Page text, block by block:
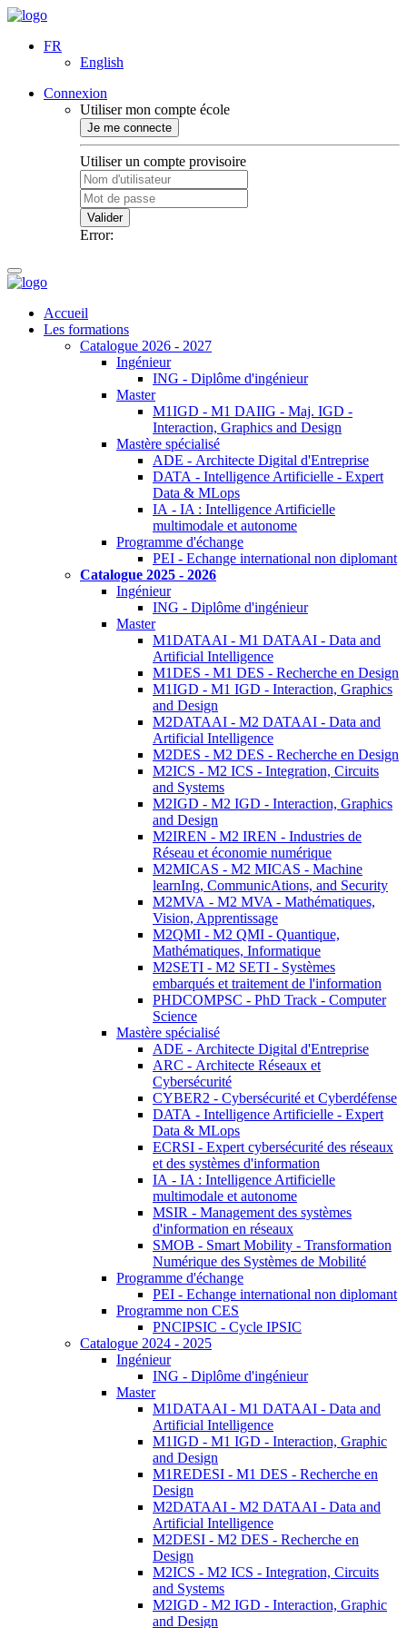
FR
English
Connexion
Utiliser mon compte école
Je me connecte
Utiliser un compte provisoire
Valider
Error:
Accueil
Les formations
Catalogue 2026 - 2027
Ingénieur
ING - Diplôme d'ingénieur
Master
M1IGD - M1 DAIIG - Maj. IGD -
Interaction, Graphics and Design
Mastère spécialisé
ADE - Architecte Digital d'Entreprise
DATA - Intelligence Artificielle - Expert
Data & MLops
IA - IA : Intelligence Artificielle
multimodale et autonome
Programme d'échange
PEI - Echange international non diplomant
Catalogue 2025 - 2026
Ingénieur
ING - Diplôme d'ingénieur
Master
M1DATAAI - M1 DATAAI - Data and
Artificial Intelligence
M1DES - M1 DES - Recherche en Design
M1IGD - M1 IGD - Interaction, Graphics
and Design
M2DATAAI - M2 DATAAI - Data and
Artificial Intelligence
M2DES - M2 DES - Recherche en Design
M2ICS - M2 ICS - Integration, Circuits
and Systems
M2IGD - M2 IGD - Interaction, Graphics
and Design
M2IREN - M2 IREN - Industries de
Réseau et économie numérique
M2MICAS - M2 MICAS - Machine
learnIng, CommunicAtions, and Security
M2MVA - M2 MVA - Mathématiques,
Vision, Apprentissage
M2QMI - M2 QMI - Quantique,
Mathématiques, Informatique
M2SETI - M2 SETI - Systèmes
embarqués et traitement de l'information
PHDCOMPSC - PhD Track - Computer
Science
Mastère spécialisé
ADE - Architecte Digital d'Entreprise
ARC - Architecte Réseaux et
Cybersécurité
CYBER2 - Cybersécurité et Cyberdéfense
DATA - Intelligence Artificielle - Expert
Data & MLops
ECRSI - Expert cybersécurité des réseaux
et des systèmes d'information
IA - IA : Intelligence Artificielle
multimodale et autonome
MSIR - Management des systèmes
d'information en réseaux
SMOB - Smart Mobility - Transformation
Numérique des Systèmes de Mobilité
Programme d'échange
PEI - Echange international non diplomant
Programme non CES
PNCIPSIC - Cycle IPSIC
Catalogue 2024 - 2025
Ingénieur
ING - Diplôme d'ingénieur
Master
M1DATAAI - M1 DATAAI - Data and
Artificial Intelligence
M1IGD - M1 IGD - Interaction, Graphic
and Design
M1REDESI - M1 DES - Recherche en
Design
M2DATAAI - M2 DATAAI - Data and
Artificial Intelligence
M2DESI - M2 DES - Recherche en
Design
M2ICS - M2 ICS - Integration, Circuits
and Systems
M2IGD - M2 IGD - Interaction, Graphic
and Design